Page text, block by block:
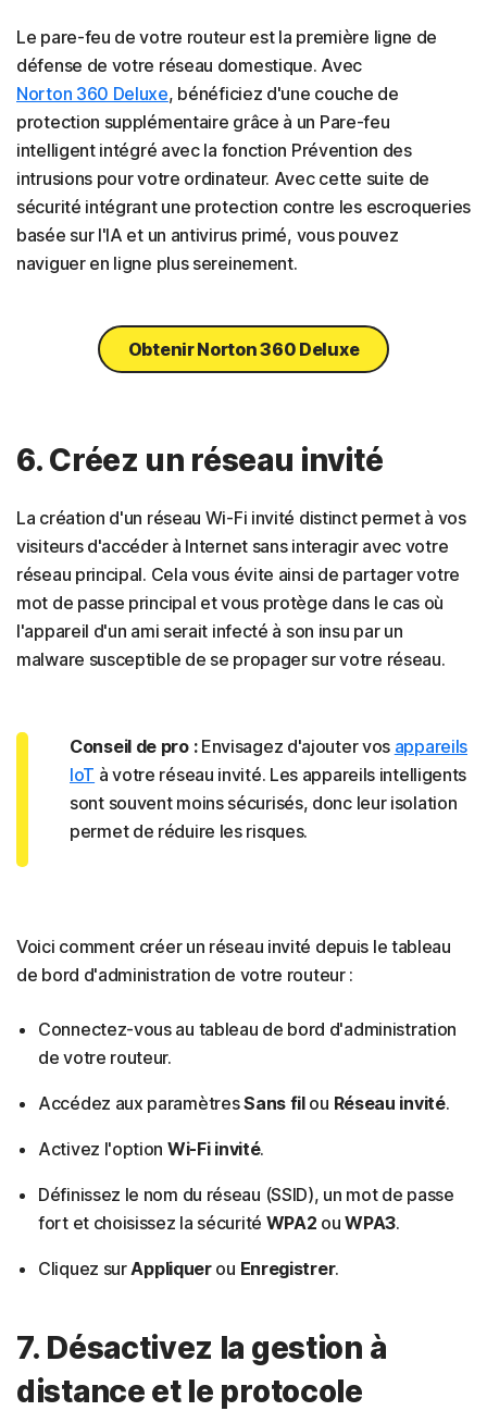
Le pare-feu de votre routeur est la première ligne de
défense de votre réseau domestique. Avec
Norton 360 Deluxe, bénéficiez d'une couche de
protection supplémentaire grâce à un Pare-feu
intelligent intégré avec la fonction Prévention des
intrusions pour votre ordinateur. Avec cette suite de
sécurité intégrant une protection contre les escroqueries
basée sur l'IA et un antivirus primé, vous pouvez
naviguer en ligne plus sereinement.
Obtenir Norton 360 Deluxe
6. Créez un réseau invité
La création d'un réseau Wi-Fi invité distinct permet à vos
visiteurs d'accéder à Internet sans interagir avec votre
réseau principal. Cela vous évite ainsi de partager votre
mot de passe principal et vous protège dans le cas où
l'appareil d'un ami serait infecté à son insu par un
malware susceptible de se propager sur votre réseau.
Conseil de pro :Envisagez d'ajouter vos appareils
IoT à votre réseau invité. Les appareils intelligents
sont souvent moins sécurisés, donc leur isolation
permet de réduire les risques.
Voici comment créer un réseau invité depuis le tableau
de bord d'administration de votre routeur :
Connectez-vous au tableau de bord d'administration
de votre routeur.
Accédez aux paramètresSans filou Réseau invité.
Activez l'option Wi-Fi invité.
Définissez le nom du réseau (SSID), un mot de passe
fort et choisissez la sécurité WPA2 ouWPA3.
Cliquez sur Appliquerou Enregistrer.
7. Désactivez la gestion à
distance et le protocole